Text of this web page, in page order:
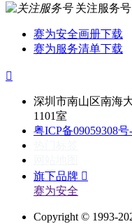
关注服务号
赛为安全画册下载
赛为服务清单下载

深圳市南山区南海
1101室
粤ICP备09059308号
旗下品牌 
赛为安全
Copyright © 1993-